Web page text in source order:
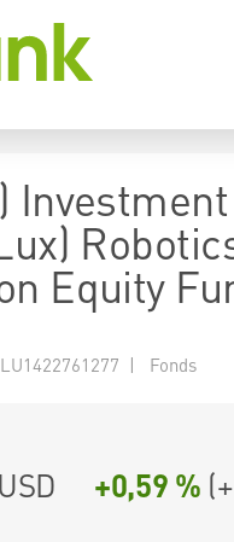
Investment
Equity
| Fonds
+0,59 % (